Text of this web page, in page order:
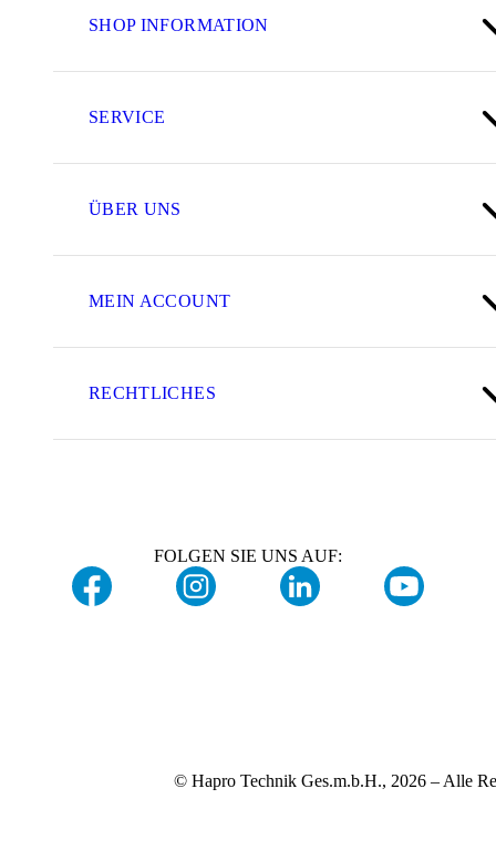
SHOP INFORMATION
SERVICE
ÜBER UNS
MEIN ACCOUNT
RECHTLICHES
FOLGEN SIE UNS AUF:
© Hapro Technik Ges.m.b.H., 2026 – Alle